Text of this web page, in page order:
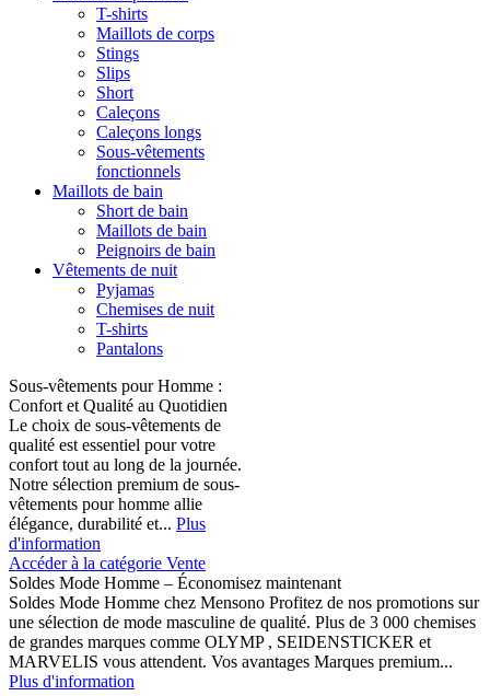
T-shirts
Maillots de corps
Stings
Slips
Short
Caleçons
Caleçons longs
Sous-vêtements
fonctionnels
Maillots de bain
Short de bain
Maillots de bain
Peignoirs de bain
Vêtements de nuit
Pyjamas
Chemises de nuit
T-shirts
Pantalons
Sous-vêtements pour Homme :
Confort et Qualité au Quotidien
Le choix de sous-vêtements de
qualité est essentiel pour votre
confort tout au long de la journée.
Notre sélection premium de sous-
vêtements pour homme allie
élégance, durabilité et... Plus
d'information
Accéder à la catégorie Vente
Soldes Mode Homme – Économisez maintenant
Soldes Mode Homme chez Mensono Profitez de nos promotions sur
une sélection de mode masculine de qualité. Plus de 3 000 chemises
de grandes marques comme OLYMP , SEIDENSTICKER et
MARVELIS vous attendent. Vos avantages Marques premium...
Plus d'information